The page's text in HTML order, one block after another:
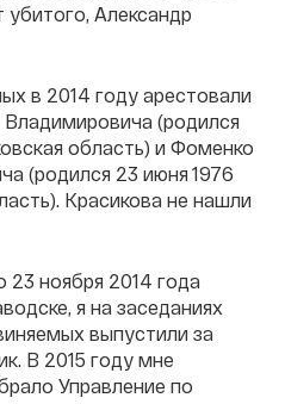
Александр
в 2014 году арестовали
(родился
область) и Фоменко
(родился 23 июня 1976
Красикова не нашли
ноября 2014 года
я на заседаниях
выпустили за
В 2015 году мне
Управление по